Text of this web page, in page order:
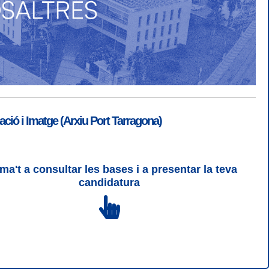
| Desconnectar
| CSS 3 | WCAG 2 i WW3C
i Imatge (Arxiu Port Tarragona)
a consultar les bases i a presentar la teva
candidatura